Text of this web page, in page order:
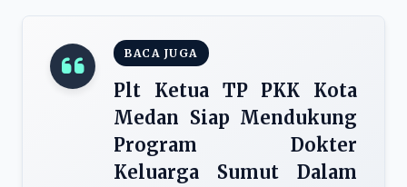
BACA JUGA
Plt Ketua TP PKK Kota
Medan Siap Mendukung
Program Dokter
Keluarga Sumut Dalam